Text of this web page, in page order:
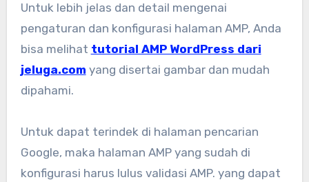
Untuk lebih jelas dan detail mengenai
pengaturan dan konfigurasi halaman AMP, Anda
bisa melihat tutorial AMP WordPress dari
jeluga.com yang disertai gambar dan mudah
dipahami.
Untuk dapat terindek di halaman pencarian
Google, maka halaman AMP yang sudah di
konfigurasi harus lulus validasi AMP. yang dapat